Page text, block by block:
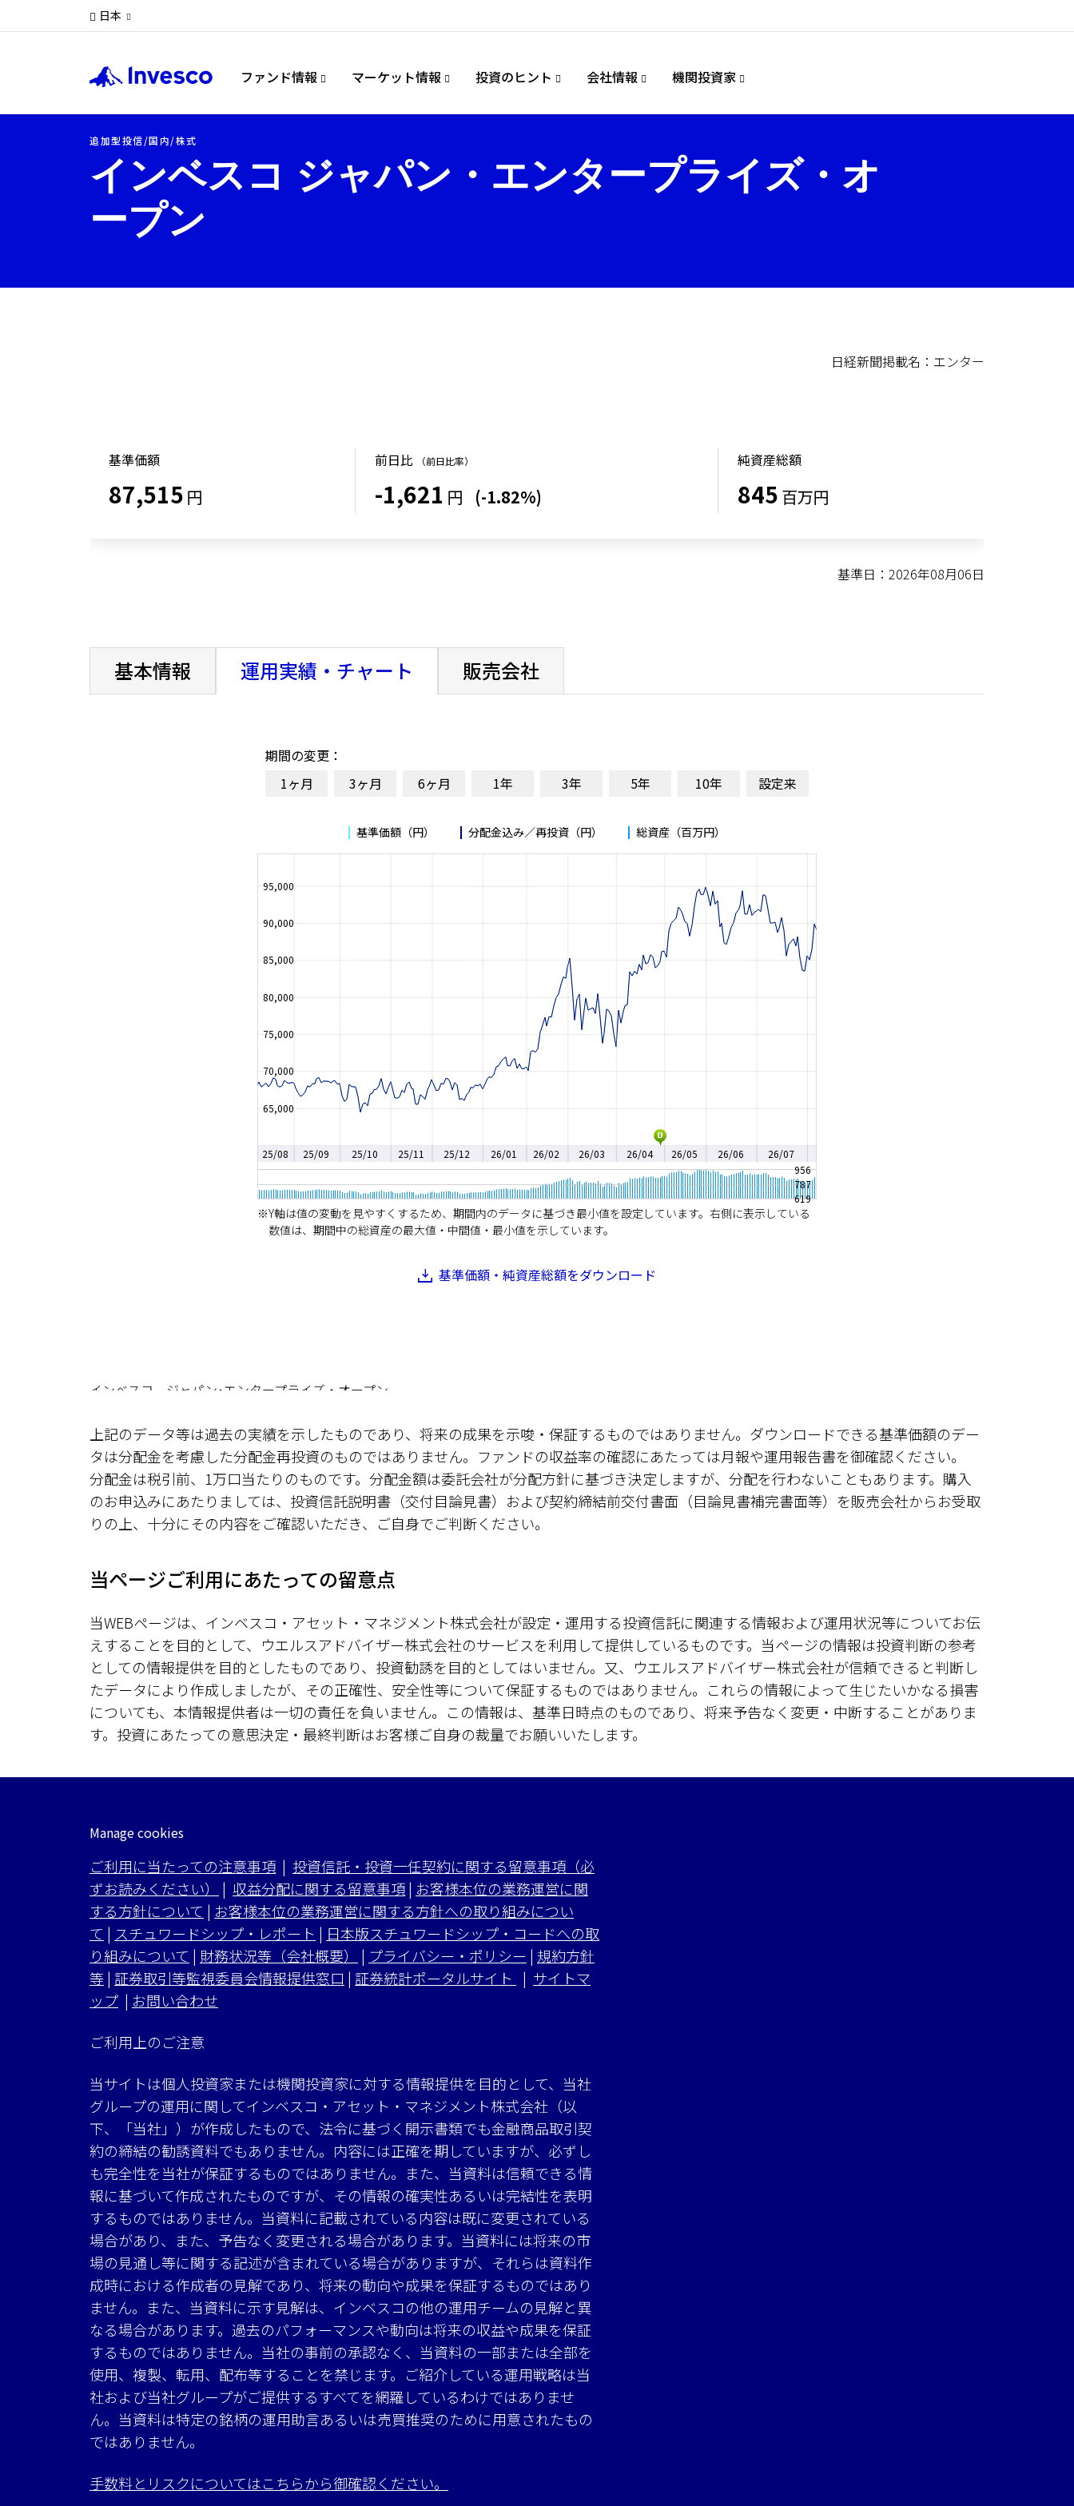
ファンド情報 マーケット情報 投資のヒント 会社情報 機関投資家
日本
追加型投信/国内/株式
インベスコ ジャパン・エンタープライズ・オ
ープン
上記のデータ等は過去の実績を示したものであり、将来の成果を示唆・保証するものではありません。ダウンロードできる基準価額のデー
タは分配金を考慮した分配金再投資のものではありません。ファンドの収益率の確認にあたっては月報や運用報告書を御確認ください。
分配金は税引前、1万口当たりのものです。分配金額は委託会社が分配方針に基づき決定しますが、分配を行わないこともあります。購入
のお申込みにあたりましては、投資信託説明書（交付目論見書）および契約締結前交付書面（目論見書補完書面等）を販売会社からお受取
りの上、十分にその内容をご確認いただき、ご自身でご判断ください。
当ページご利用にあたっての留意点
当WEBページは、インベスコ・アセット・マネジメント株式会社が設定・運用する投資信託に関連する情報および運用状況等についてお伝
えすることを目的として、ウエルスアドバイザー株式会社のサービスを利用して提供しているものです。当ページの情報は投資判断の参考
としての情報提供を目的としたものであり、投資勧誘を目的としてはいません。又、ウエルスアドバイザー株式会社が信頼できると判断し
たデータにより作成しましたが、その正確性、安全性等について保証するものではありません。これらの情報によって生じたいかなる損害
についても、本情報提供者は一切の責任を負いません。この情報は、基準日時点のものであり、将来予告なく変更・中断することがありま
す。投資にあたっての意思決定・最終判断はお客様ご自身の裁量でお願いいたします。
Manage cookies
ご利用に当たっての注意事項 | 投資信託・投資一任契約に関する留意事項（必
ずお読みください）
| 収益分配に関する留意事項| お客様本位の業務運営に関
する方針について | お客様本位の業務運営に関する方針への取り組みについ
て | スチュワードシップ・レポート | 日本版スチュワードシップ・コードへの取
り組みについて | 財務状況等（会社概要） | プライバシー・ポリシー | 規約方針
等 | 証券取引等監視委員会情報提供窓口 | 証券統計ポータルサイト | サイトマ
ップ | お問い合わせ
ご利用上のご注意
当サイトは個人投資家または機関投資家に対する情報提供を目的として、当社
グループの運用に関してインベスコ・アセット・マネジメント株式会社（以
下、「当社」）が作成したもので、法令に基づく開示書類でも金融商品取引契
約の締結の勧誘資料でもありません。内容には正確を期していますが、必ずし
も完全性を当社が保証するものではありません。また、当資料は信頼できる情
報に基づいて作成されたものですが、その情報の確実性あるいは完結性を表明
するものではありません。当資料に記載されている内容は既に変更されている
場合があり、また、予告なく変更される場合があります。当資料には将来の市
場の見通し等に関する記述が含まれている場合がありますが、それらは資料作
成時における作成者の見解であり、将来の動向や成果を保証するものではあり
ません。また、当資料に示す見解は、インベスコの他の運用チームの見解と異
なる場合があります。過去のパフォーマンスや動向は将来の収益や成果を保証
するものではありません。当社の事前の承認なく、当資料の一部または全部を
使用、複製、転用、配布等することを禁じます。ご紹介している運用戦略は当
社および当社グループがご提供するすべてを網羅しているわけではありませ
ん。当資料は特定の銘柄の運用助言あるいは売買推奨のために用意されたもの
ではありません。
手数料とリスクについてはこちらから御確認ください。